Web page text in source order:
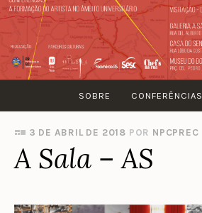
SOBRE CONFERÊNCIAS
3 DE ABRIL DE 2018 POR NPCPREC
A Sala – AS